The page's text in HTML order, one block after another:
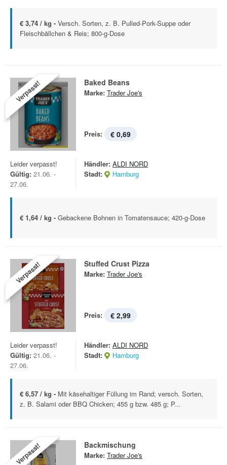
€ 3,74 / kg - Versch. Sorten, z. B. Pulled-Pork-Suppe oder
Fleischbällchen & Reis; 800-g-Dose
Verpasst! Baked Beans
Marke: Trader Joe's
Preis: € 0,69
Leider verpasst!
Gültig: 21.06. -
27.06.
Händler: ALDI NORD
Stadt:
Hamburg
€ 1,64 / kg - Gebackene Bohnen in Tomatensauce; 420-g-Dose
Verpasst! Stuffed Crust Pizza
Marke: Trader Joe's
Preis: € 2,99
Leider verpasst!
Gültig: 21.06. -
27.06.
Händler: ALDI NORD
Stadt:
Hamburg
€ 6,57 / kg - Mit käsehaltiger Füllung im Rand; versch. Sorten,
z. B. Salami oder BBQ Chicken; 455 g bzw. 485 g; P...
Verpasst! Backmischung
Marke: Trader Joe's